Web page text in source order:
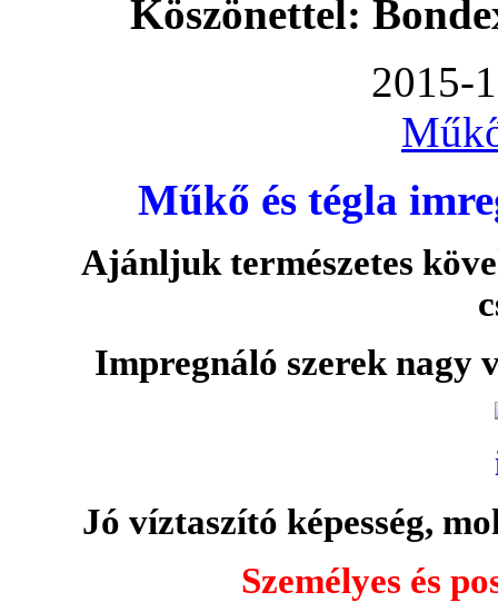
Köszönettel:
2015-
Műkő és tégla
Ajánljuk természetes
Impregnáló szerek
Jó víztaszító képesség,
Személyes és